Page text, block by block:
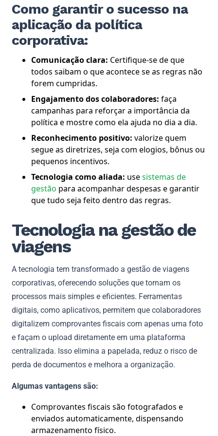
Como garantir o sucesso na
aplicação da política
corporativa:
Comunicação clara: Certifique-se de que
todos saibam o que acontece se as regras não
forem cumpridas.
Engajamento dos colaboradores: faça
campanhas para reforçar a importância da
política e mostre como ela ajuda no dia a dia.
Reconhecimento positivo: valorize quem
segue as diretrizes, seja com elogios, bônus ou
pequenos incentivos.
Tecnologia como aliada: usesistemas de
gestão para acompanhar despesas e garantir
que tudo seja feito dentro das regras.
Tecnologia na gestão de
viagens
A tecnologia tem transformado a gestão de viagens
corporativas, oferecendo soluções que tornam os
processos mais simples e eficientes. Ferramentas
digitais, como aplicativos, permitem que colaboradores
digitalizem comprovantes fiscais com apenas uma foto
e façam o upload diretamente em uma plataforma
centralizada. Isso elimina a papelada, reduz o risco de
perda de documentos e melhora a organização.
Algumas vantagens são:
Comprovantes fiscais são fotografados e
enviados automaticamente, dispensando
armazenamento físico.